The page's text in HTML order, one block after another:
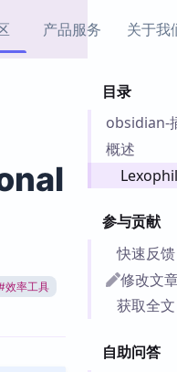
产品服务
Obsidian 思维导图插件
PKMer 出品的闪念笔记
件集市
关于我
目录
obsidian-
概述
参与贡献
快速反馈
修改文
获取全文
自助问答
效率工具